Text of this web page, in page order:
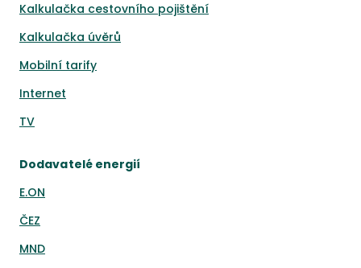
Kalkulačka cestovního pojištění
Kalkulačka úvěrů
Mobilní tarify
Internet
TV
Dodavatelé energií
E.ON
ČEZ
MND